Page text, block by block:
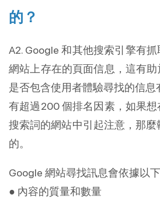
的？
A2. Google 和其他搜索引擎有
網站上存在的頁面信息，這有
是否包含使用者體驗尋找的信息
有超過200 個排名因素，如果
搜索詞的網站中引起注意，那麼
的。
Google 網站尋找訊息會依據以下
● 內容的質量和數量